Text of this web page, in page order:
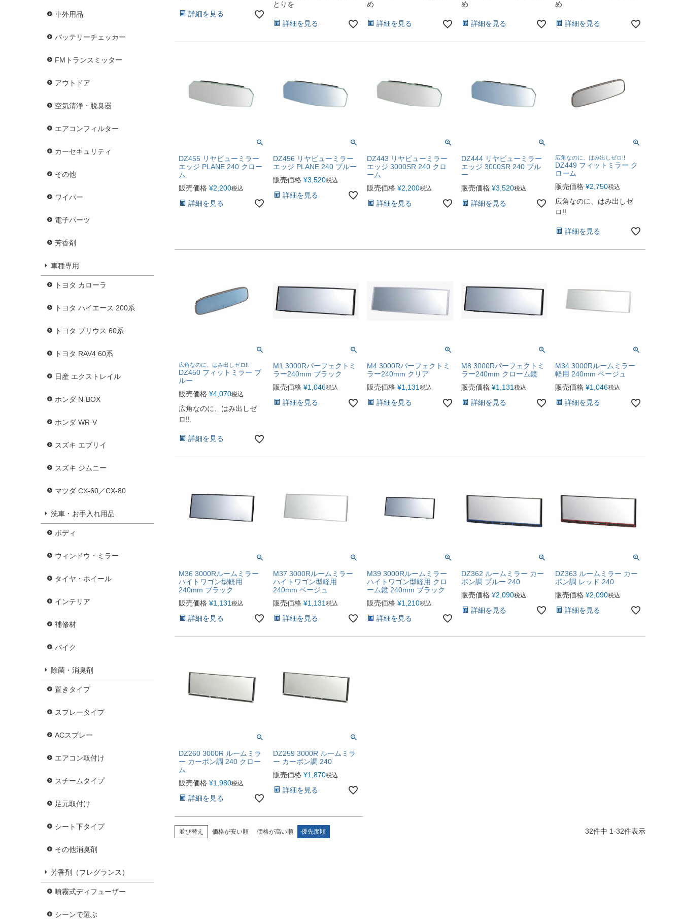
車外用品
バッテリーチェッカー
FMトランスミッター
アウトドア
空気清浄・脱臭器
エアコンフィルター
カーセキュリティ
その他
ワイパー
電子パーツ
芳香剤
車種専用
トヨタ カローラ
トヨタ ハイエース 200系
トヨタ プリウス 60系
トヨタ RAV4 60系
日産 エクストレイル
ホンダ N-BOX
ホンダ WR-V
スズキ エブリイ
スズキ ジムニー
マツダ CX-60／CX-80
洗車・お手入れ用品
ボディ
ウィンドウ・ミラー
タイヤ・ホイール
インテリア
補修材
バイク
除菌・消臭剤
置きタイプ
スプレータイプ
ACスプレー
エアコン取付け
スチームタイプ
足元取付け
シート下タイプ
その他消臭剤
芳香剤（フレグランス）
噴霧式ディフューザー
シーンで選ぶ
詳細を見る
とりを
詳細を見る
め
詳細を見る
め
詳細を見る
め
詳細を見る
DZ455 リヤビューミラー
エッジ PLANE 240 クロー
ム
販売価格 ¥2,200税込
詳細を見る
DZ456 リヤビューミラー
エッジ PLANE 240 ブルー
販売価格 ¥3,520税込
詳細を見る
DZ443 リヤビューミラー
エッジ 3000SR 240 クロ
ーム
販売価格 ¥2,200税込
詳細を見る
DZ444 リヤビューミラー
エッジ 3000SR 240 ブル
ー
販売価格 ¥3,520税込
詳細を見る
広角なのに、はみ出しゼロ!!
DZ449 フィットミラー ク
ローム
販売価格 ¥2,750税込
広角なのに、はみ出しゼ
ロ!!
詳細を見る
広角なのに、はみ出しゼロ!!
DZ450 フィットミラー ブ
ルー
販売価格 ¥4,070税込
広角なのに、はみ出しゼ
ロ!!
詳細を見る
M1 3000Rパーフェクトミ
ラー240mm ブラック
販売価格 ¥1,046税込
詳細を見る
M4 3000Rパーフェクトミ
ラー240mm クリア
販売価格 ¥1,131税込
詳細を見る
M8 3000Rパーフェクトミ
ラー240mm クローム鏡
販売価格 ¥1,131税込
詳細を見る
M34 3000Rルームミラー
軽用 240mm ベージュ
販売価格 ¥1,046税込
詳細を見る
M36 3000Rルームミラー
ハイトワゴン型軽用
240mm ブラック
販売価格 ¥1,131 税込
詳細を見る
M37 3000Rルームミラー
ハイトワゴン型軽用
240mm ベージュ
販売価格 ¥1,131税込
詳細を見る
M39 3000Rルームミラー
ハイトワゴン型軽用 クロ
ーム鏡 240mm ブラック
販売価格 ¥1,210税込
詳細を見る
DZ362 ルームミラー カー
ボン調 ブルー 240
販売価格 ¥2,090税込
詳細を見る
DZ363 ルームミラー カー
ボン調 レッド 240
販売価格 ¥2,090税込
詳細を見る
DZ260 3000R ルームミラ
ー カーボン調 240 クロー
ム
販売価格 ¥1,980税込
詳細を見る
DZ259 3000R ルームミラ
ー カーボン調 240
販売価格 ¥1,870税込
詳細を見る
並び替え 価格が安い順 価格が高い順 優先度順 32件中 1-32件表示